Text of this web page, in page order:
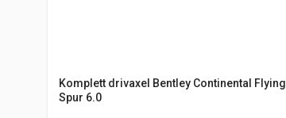
Komplett drivaxel Bentley Continental Flying
Spur 6.0